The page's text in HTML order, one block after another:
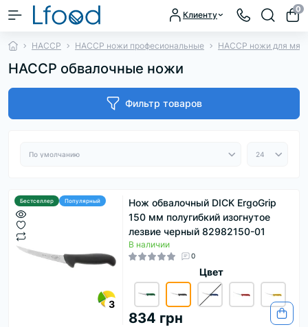
Клиенту
0
HACCP HACCP ножи професиональные HACCP ножи для
HACCP обвалочные ножи
Фильтр товаров
Бестселлер Популярный
3
Нож обвалочный DICK ErgoGrip
150 мм полугибкий изогнутое
лезвие черный 82982150-01
В наличии
0
Цвет
834 грн